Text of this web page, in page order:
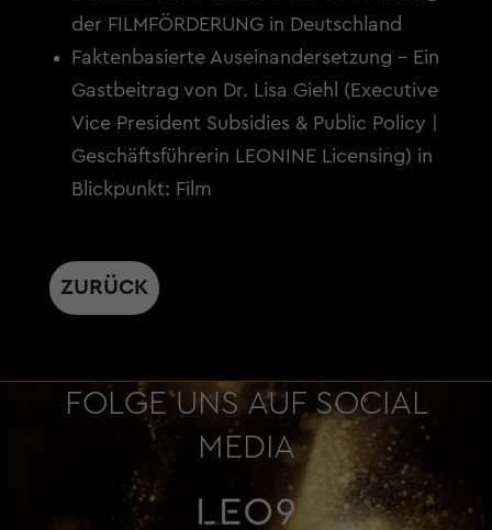
der FILMFÖRDERUNG in Deutschland
Faktenbasierte Auseinandersetzung – Ein
Gastbeitrag von Dr. Lisa Giehl (Executive
Vice President Subsidies & Public Policy |
Geschäftsführerin LEONINE Licensing) in
Blickpunkt: Film
ZURÜCK
FOLGE UNS AUF SOCIAL
MEDIA